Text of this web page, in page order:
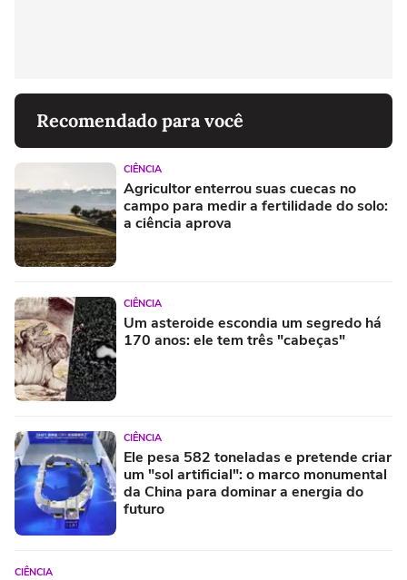
Recomendado para você
CIÊNCIA
Agricultor enterrou suas cuecas no
campo para medir a fertilidade do solo:
a ciência aprova
CIÊNCIA
Um asteroide escondia um segredo há
170 anos: ele tem três "cabeças"
CIÊNCIA
Ele pesa 582 toneladas e pretende criar
um "sol artificial": o marco monumental
da China para dominar a energia do
futuro
CIÊNCIA